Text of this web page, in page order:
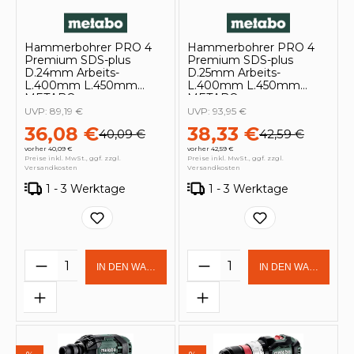
Hammerbohrer PRO 4
Premium SDS-plus
D.24mm Arbeits-
L.400mm L.450mm
METABO
36,08 €40,09 €
vorher 40,09 €
UVP: 89,19 €
Preise inkl. MwSt., ggf. zzgl.
Versandkosten
1 - 3 Werktage
Produkt Anzahl: Gib den
IN DEN WARENKORB
Hammerbohrer PRO 4
Premium SDS-plus
D.25mm Arbeits-
L.400mm L.450mm
METABO
38,33 €42,59 €
vorher 42,59 €
UVP: 93,95 €
Preise inkl. MwSt., ggf. zzgl.
Versandkosten
1 - 3 Werktage
Produkt Anzahl:
IN DEN